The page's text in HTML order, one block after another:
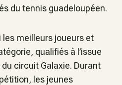
du tennis guadeloupéen.
meilleurs joueurs et
qualifiés à l’issue
circuit Galaxie. Durant
les jeunes